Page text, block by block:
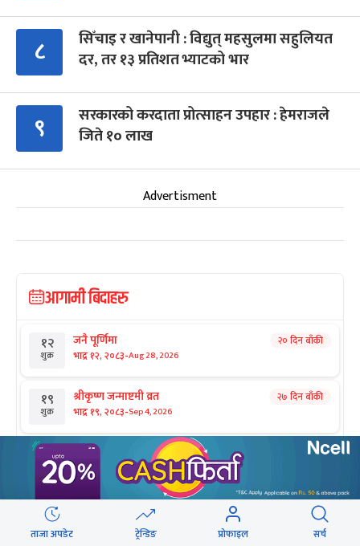
८
सिँचाइ र खानेपानी : विद्युत् महसुलमा सहुलियत
दर, तर १३ प्रतिशत भ्याटको भार
९
सरकारको करदाता प्रोत्साहन उपहार : हेमराजले
जिते १० लाख
Advertisment
आगामी बिदाहरु
१२
शुक्र
जनै पूर्णिमा
भाद्र १२, २०८३-Aug 28, 2026
२० दिन बाँकी
१९
शुक्र
श्रीकृष्ण जन्माष्टमी व्रत
भाद्र १९, २०८३-Sep 4, 2026
२७ दिन बाँकी
३
शनि
संविधान दिवस
असोज ३, २०८३-Sep 19, 2026
१ महिना बाँकी
२५
आइत -
२ महिना बाँकी
ताजा अपडेट
ट्रेन्डिङ प्रोफाइल सर्च